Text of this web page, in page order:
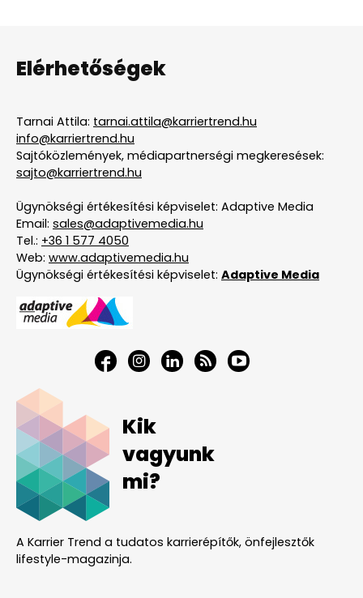
Elérhetőségek
Tarnai Attila: tarnai.attila@karriertrend.hu
info@karriertrend.hu
Sajtóközlemények, médiapartnerségi megkeresések:
sajto@karriertrend.hu
Ügynökségi értékesítési képviselet: Adaptive Media
Email: sales@adaptivemedia.hu
Tel.: +36 1 577 4050
Web: www.adaptivemedia.hu
Ügynökségi értékesítési képviselet: Adaptive Media
Kik
vagyunk
mi?
A Karrier Trend a tudatos karrierépítők, önfejlesztők
lifestyle-magazinja.